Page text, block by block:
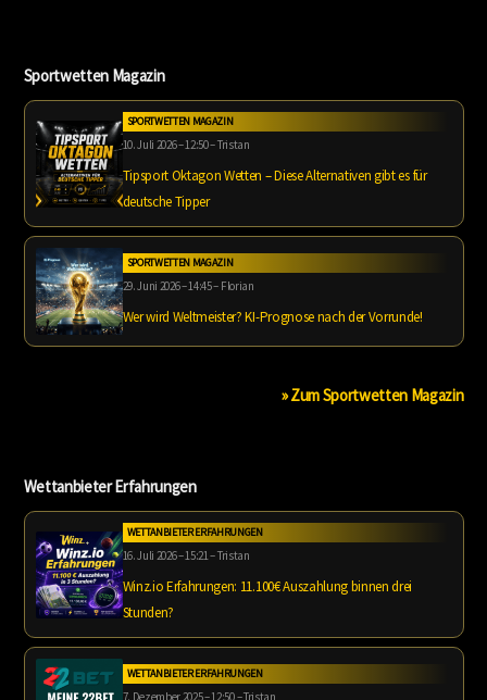
Sportwetten Magazin
SPORTWETTEN MAGAZIN
10. Juli 2026 – 12:50 – Tristan
Tipsport Oktagon Wetten – Diese Alternativen gibt es für
deutsche Tipper
SPORTWETTEN MAGAZIN
29. Juni 2026 – 14:45 – Florian
Wer wird Weltmeister? KI-Prognose nach der Vorrunde!
» Zum Sportwetten Magazin
Wettanbieter Erfahrungen
WETTANBIETER ERFAHRUNGEN
16. Juli 2026 – 15:21 – Tristan
Winz.io Erfahrungen: 11.100€ Auszahlung binnen drei
Stunden?
WETTANBIETER ERFAHRUNGEN
7. Dezember 2025 – 12:50 – Tristan